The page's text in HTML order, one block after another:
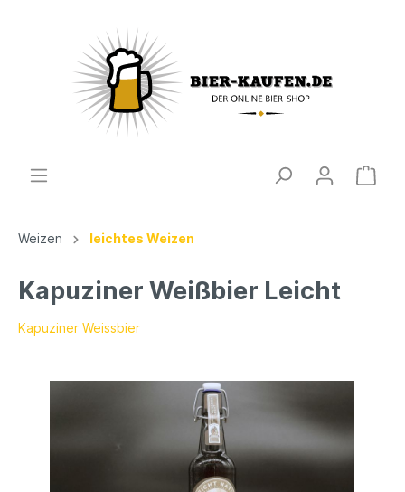
Weizen leichtes Weizen
Kapuziner Weißbier Leicht
Kapuziner Weissbier